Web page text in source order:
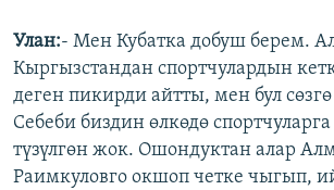
Улан:- Мен Кубатка добуш берем.
Кыргызстандан спортчулардын
деген пикирди айтты, мен бул
Себеби биздин өлкөдө
түзүлгөн жок. Ошондуктан алар
Раимкуловго окшоп четке чыгып,